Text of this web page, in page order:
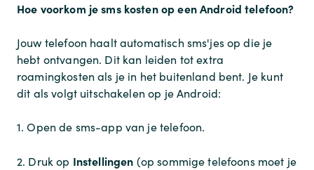
Hoe voorkom je sms kosten op een Android telefoon?
Jouw telefoon haalt automatisch sms'jes op die je
hebt ontvangen. Dit kan leiden tot extra
roamingkosten als je in het buitenland bent. Je kunt
dit als volgt uitschakelen op je Android:
1. Open de sms-app van je telefoon.
2. Druk op Instellingen (op sommige telefoons moet je